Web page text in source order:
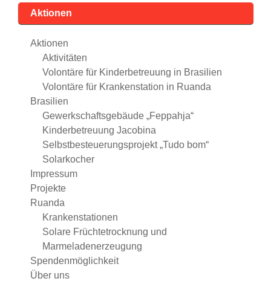
Aktionen
Aktionen
Aktivitäten
Volontäre für Kinderbetreuung in Brasilien
Volontäre für Krankenstation in Ruanda
Brasilien
Gewerkschaftsgebäude „Feppahja“
Kinderbetreuung Jacobina
Selbstbesteuerungsprojekt „Tudo bom“
Solarkocher
Impressum
Projekte
Ruanda
Krankenstationen
Solare Früchtetrocknung und
Marmeladenerzeugung
Spendenmöglichkeit
Über uns